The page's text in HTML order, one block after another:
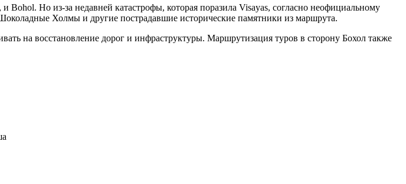
Но из-за недавней катастрофы, которая поразила Visayas, согласно неофициальному
Холмы и другие пострадавшие исторические памятники из маршрута.
на восстановление дорог и инфраструктуры. Маршрутизация туров в сторону Бохол также